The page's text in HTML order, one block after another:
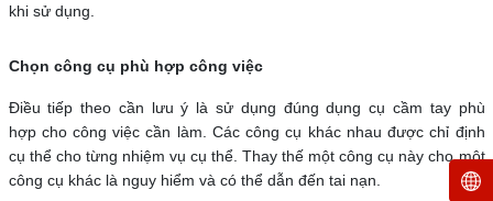
khi sử dụng.
Chọn công cụ phù hợp công việc
Điều tiếp theo cần lưu ý là sử dụng đúng dụng cụ cầm tay phù
hợp cho công việc cần làm. Các công cụ khác nhau được chỉ định
cụ thể cho từng nhiệm vụ cụ thể. Thay thế một công cụ này cho một
công cụ khác là nguy hiểm và có thể dẫn đến tai nạn.